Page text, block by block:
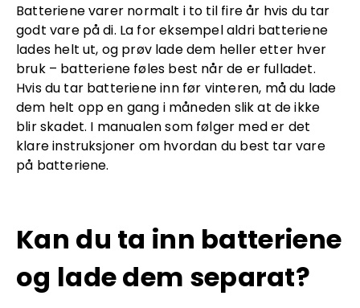
Batteriene varer normalt i to til fire år hvis du tar
godt vare på di. La for eksempel aldri batteriene
lades helt ut, og prøv lade dem heller etter hver
bruk – batteriene føles best når de er fulladet.
Hvis du tar batteriene inn før vinteren, må du lade
dem helt opp en gang i måneden slik at de ikke
blir skadet. I manualen som følger med er det
klare instruksjoner om hvordan du best tar vare
på batteriene.
Kan du ta inn batteriene
og lade dem separat?